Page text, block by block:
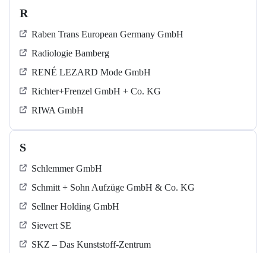
R
Raben Trans European Germany GmbH
Radiologie Bamberg
RENÉ LEZARD Mode GmbH
Richter+Frenzel GmbH + Co. KG
RIWA GmbH
S
Schlemmer GmbH
Schmitt + Sohn Aufzüge GmbH & Co. KG
Sellner Holding GmbH
Sievert SE
SKZ – Das Kunststoff-Zentrum